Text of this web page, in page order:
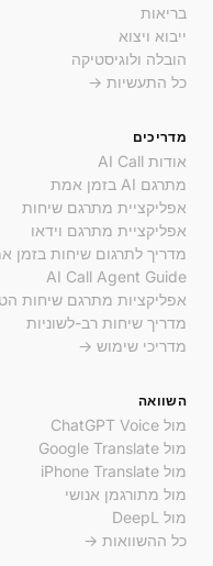
בריאות
ייבוא ויצוא
הובלה ולוגיסטיקה
כל התעשיות →
מדריכים
אודות AI Call
מתרגם AI בזמן אמת
אפליקציית מתרגם שיחות
אפליקציית מתרגם וידאו
מדריך לתרגום שיחות בזמן
AI Call Agent Guide
אפליקציות מתרגם שיחות
מדריך שיחות רב-לשוניות
מדריכי שימוש →
השוואה
מול ChatGPT Voice
מול Google Translate
מול iPhone Translate
מול מתורגמן אנושי
מול DeepL
כל ההשוואות →